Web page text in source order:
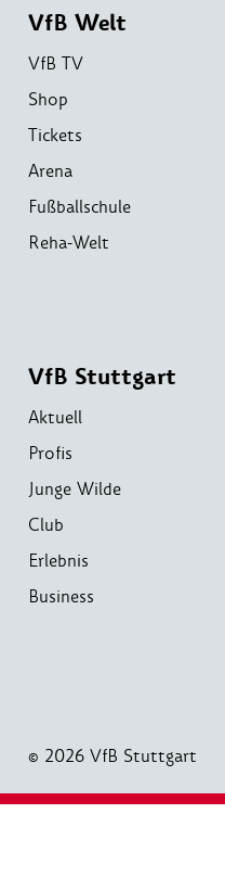
VfB Welt
VfB TV
Shop
Tickets
Arena
Fußballschule
Reha-Welt
VfB Stuttgart
Aktuell
Profis
Junge Wilde
Club
Erlebnis
Business
© 2026 VfB Stuttgart